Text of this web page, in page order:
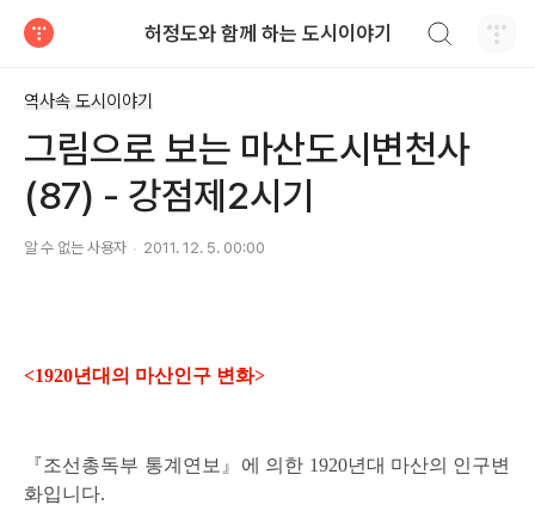
허정도와 함께 하는 도시이야기
역사속 도시이야기
그림으로 보는 마산도시변천사
(87) - 강점제2시기
알 수 없는 사용자 2011. 12. 5. 00:00
<1920년대의 마산인구 변화>
『조선총독부 통계연보』에 의한 1920년대 마산의 인구변
화입니다.